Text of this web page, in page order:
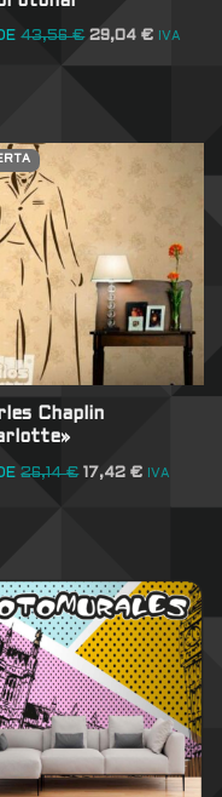
43,56€ 29,04€ IVA
Chaplin
26,14€ 17,42€ IVA